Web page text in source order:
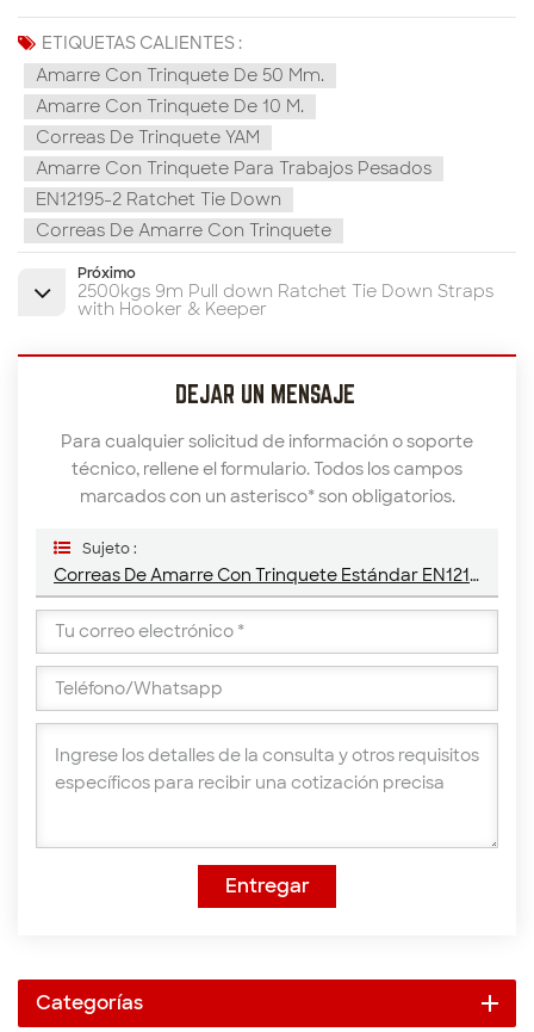
ETIQUETAS CALIENTES :
Amarre Con Trinquete De 50 Mm.
Amarre Con Trinquete De 10 M.
Correas De Trinquete YAM
Amarre Con Trinquete Para Trabajos Pesados
EN12195-2 Ratchet Tie Down
Correas De Amarre Con Trinquete
Próximo
2500kgs 9m Pull down Ratchet Tie Down Straps
with Hooker & Keeper
DEJAR UN MENSAJE
Para cualquier solicitud de información o soporte
técnico, rellene el formulario. Todos los campos
marcados con un asterisco* son obligatorios.
Sujeto :
Correas De Amarre Con Trinquete Estándar EN12195-2 De 50 Mm X 5T X 10 M Con Gancho Doble En J
Entregar
Categorías